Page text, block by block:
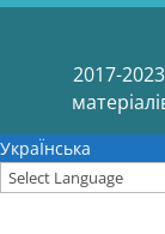
2017-
УкраЇнська